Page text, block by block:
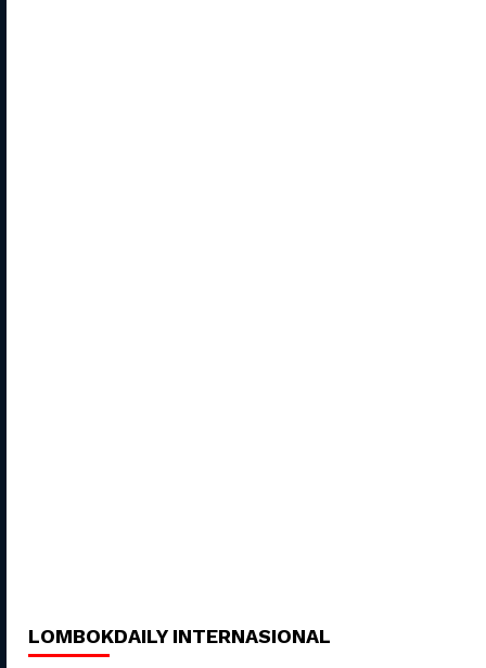
LOMBOKDAILY INTERNASIONAL